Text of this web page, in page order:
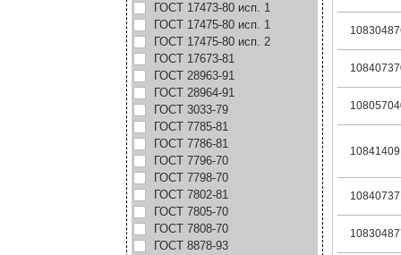
ГОСТ 17473-80 исп. 1
ГОСТ 17475-80 исп. 1
ГОСТ 17475-80 исп. 2
ГОСТ 17673-81
ГОСТ 28963-91
ГОСТ 28964-91
ГОСТ 3033-79
ГОСТ 7785-81
ГОСТ 7786-81
ГОСТ 7796-70
ГОСТ 7798-70
ГОСТ 7802-81
ГОСТ 7805-70
ГОСТ 7808-70
ГОСТ 8878-93